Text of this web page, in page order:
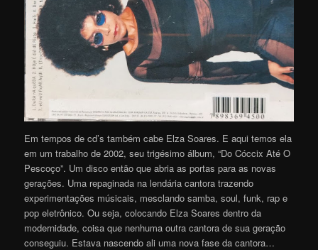
Em tempos de cd’s também cabe Elza Soares. E aqui temos ela
em um trabalho de 2002, seu trigésimo álbum, “Do Cóccix Até O
Pescoço”. Um disco então que abria as portas para as novas
gerações. Uma repaginada na lendária cantora trazendo
experimentações músicais, mesclando samba, soul, funk, rap e
pop eletrônico. Ou seja, colocando Elza Soares dentro da
modernidade, coisa que nenhuma outra cantora de sua geração
conseguiu. Estava nascendo ali uma nova fase da cantora…